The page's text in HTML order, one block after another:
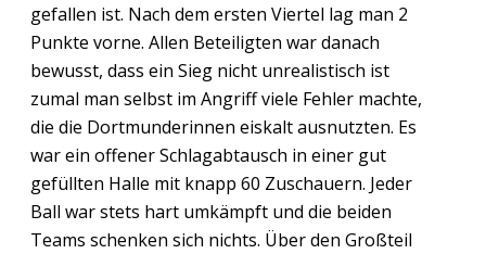
gefallen ist. Nach dem ersten Viertel lag man 2
Punkte vorne. Allen Beteiligten war danach
bewusst, dass ein Sieg nicht unrealistisch ist
zumal man selbst im Angriff viele Fehler machte,
die die Dortmunderinnen eiskalt ausnutzten. Es
war ein offener Schlagabtausch in einer gut
gefüllten Halle mit knapp 60 Zuschauern. Jeder
Ball war stets hart umkämpft und die beiden
Teams schenken sich nichts. Über den Großteil